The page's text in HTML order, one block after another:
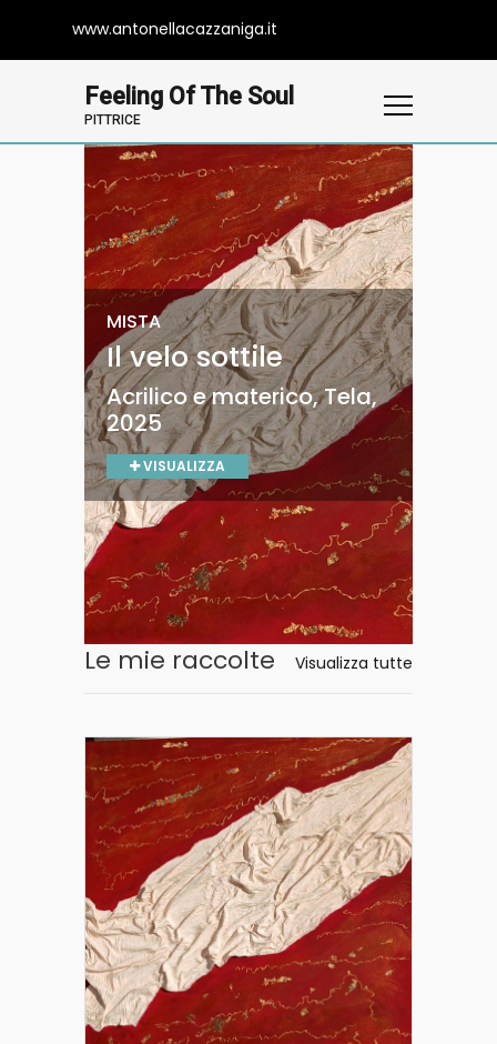
www.antonellacazzaniga.it
Feeling Of The Soul
PITTRICE
MISTA
Il velo sottile
Acrilico e materico, Tela,
2025
VISUALIZZA
PITTURA
Colibrì
Acrilico, Tela, 2024
VISUALIZZA
PITTURA
Sciaman heart
Acrilico e materico, Tela,
2024
VISUALIZZA
PITTURA
Equilibrio tra luce
ed ombra
Acrilico, Tela, 2024
VISUALIZZA
PITTURA
Draco
Acrilico e materico, 2024
VISUALIZZA
Visualizza tutte
Le mie raccolte